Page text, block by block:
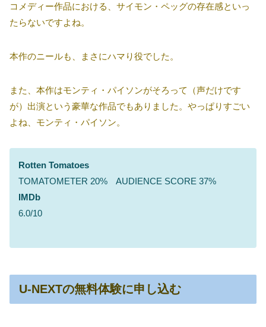
コメディー作品における、サイモン・ペッグの存在感といっ
たらないですよね。
本作のニールも、まさにハマり役でした。
また、本作はモンティ・パイソンがそろって（声だけです
が）出演という豪華な作品でもありました。やっぱりすごい
よね、モンティ・パイソン。
Rotten Tomatoes
TOMATOMETER 20% AUDIENCE SCORE 37%
IMDb
6.0/10
U-NEXTの無料体験に申し込む